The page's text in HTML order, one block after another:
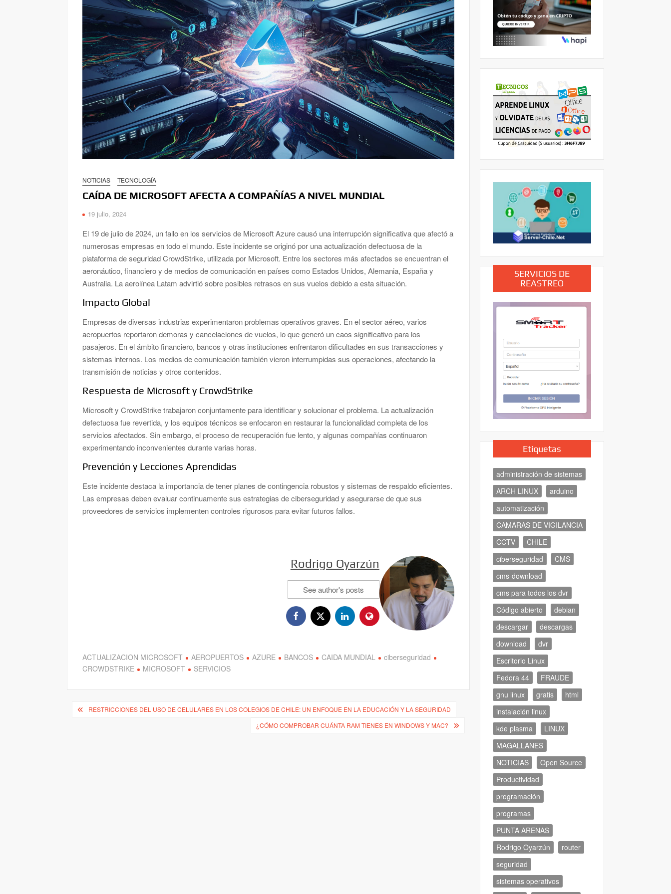
NOTICIAS TECNOLOGÍA
CAÍDA DE MICROSOFT AFECTA A COMPAÑÍAS A NIVEL MUNDIAL
19 julio, 2024
El 19 de julio de 2024, un fallo en los servicios de Microsoft Azure causó una interrupción significativa que afectó a
numerosas empresas en todo el mundo. Este incidente se originó por una actualización defectuosa de la
plataforma de seguridad CrowdStrike, utilizada por Microsoft. Entre los sectores más afectados se encuentran el
aeronáutico, financiero y de medios de comunicación en países como Estados Unidos, Alemania, España y
Australia. La aerolínea Latam advirtió sobre posibles retrasos en sus vuelos debido a esta situación.
Impacto Global
Empresas de diversas industrias experimentaron problemas operativos graves. En el sector aéreo, varios
aeropuertos reportaron demoras y cancelaciones de vuelos, lo que generó un caos significativo para los
pasajeros. En el ámbito financiero, bancos y otras instituciones enfrentaron dificultades en sus transacciones y
sistemas internos. Los medios de comunicación también vieron interrumpidas sus operaciones, afectando la
transmisión de noticias y otros contenidos.
Respuesta de Microsoft y CrowdStrike
Microsoft y CrowdStrike trabajaron conjuntamente para identificar y solucionar el problema. La actualización
defectuosa fue revertida, y los equipos técnicos se enfocaron en restaurar la funcionalidad completa de los
servicios afectados. Sin embargo, el proceso de recuperación fue lento, y algunas compañías continuaron
experimentando inconvenientes durante varias horas.
Prevención y Lecciones Aprendidas
Este incidente destaca la importancia de tener planes de contingencia robustos y sistemas de respaldo eficientes.
Las empresas deben evaluar continuamente sus estrategias de ciberseguridad y asegurarse de que sus
proveedores de servicios implementen controles rigurosos para evitar futuros fallos.
Rodrigo Oyarzún
See author's posts
ACTUALIZACION MICROSOFT AEROPUERTOS AZURE BANCOS CAIDA MUNDIAL
ciberseguridad
CROWDSTRIKE
MICROSOFT SERVICIOS
Navegación
RESTRICCIONES DEL USO DE CELULARES EN LOS COLEGIOS DE CHILE: UN ENFOQUE EN LA EDUCACIÓN Y LA SEGURIDAD
¿CÓMO COMPROBAR CUÁNTA RAM TIENES EN WINDOWS Y MAC?
SERVICIOS DE
REASTREO
Etiquetas
administración de sistemas
ARCH LINUX
arduino
automatización
CAMARAS DE VIGILANCIA
CCTV
CHILE
ciberseguridad
CMS
cms-download
cms para todos los dvr
Código abierto
debian
descargar
descargas
download
dvr
Escritorio Linux
Fedora 44
FRAUDE
gnu linux
gratis
html
instalación linux
kde plasma
LINUX
MAGALLANES
NOTICIAS
Open Source
Productividad
programación
programas
PUNTA ARENAS
Rodrigo Oyarzún
router
seguridad
sistemas operativos